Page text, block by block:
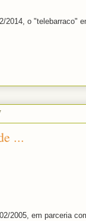
2014, o "telebarraco"
...
2005, em parceria